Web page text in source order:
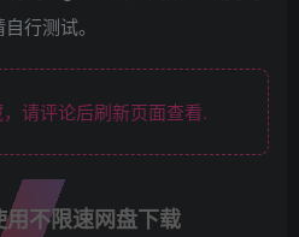
行测试。
请评论后刷新页面查看.
不限速网盘下载